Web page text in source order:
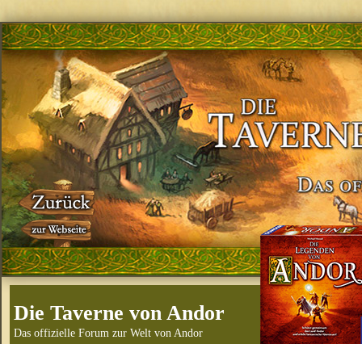
Die Taverne von Andor
Das offizielle Forum zur Welt von Andor